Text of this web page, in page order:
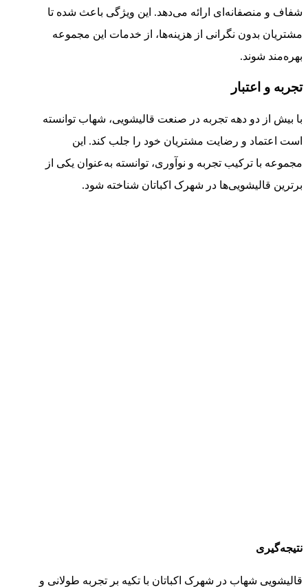
شفاف و منصفانه‌ای ارائه می‌دهد. این ویژگی باعث شده تا
مشتریان بدون نگرانی از هزینه‌ها، از خدمات این مجموعه
بهره‌مند شوند.
تجربه و اعتبار
با بیش از دو دهه تجربه در صنعت قالیشویی، شهاب توانسته
است اعتماد و رضایت مشتریان خود را جلب کند. این
مجموعه با ترکیب تجربه و نوآوری، توانسته به‌عنوان یکی از
برترین قالیشویی‌ها در شهرک اکباتان شناخته شود.
نتیجه‌گیری
قالیشویی شهاب در شهرک اکباتان با تکیه بر تجربه طولانی و